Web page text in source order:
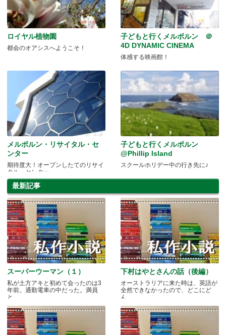
ロイヤル植物園
都会のオアシスへようこそ！
子どもと行くメルボルン ＠
4D DYNAMIC CINEMA
体感する映画館！
メルボルン・リサイタル・セ
ンター
期待度大！オープンしたてのリサイ
タル・センター。
子どもと行くメルボルン
@Phillip Island
スクールホリデー中の行き先に♪
最新記事
スーパーウーマン（１）
私が土方アキと初めて会ったのは3
年前。通勤電車の中だった。満員
と.....
下村はやとさんの話（後編）
オーストラリアに来た時は、英語が
全然できなかったので、どこにど
ん.....